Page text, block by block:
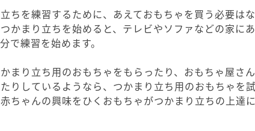
ちを練習するために、あえておもちゃを買う必要は
かまり立ちを始めると、テレビやソファなどの家に
で練習を始めます。
まり立ち用のおもちゃをもらったり、おもちゃ屋さ
りしているようなら、つかまり立ち用のおもちゃを
ちゃんの興味をひくおもちゃがつかまり立ちの上達